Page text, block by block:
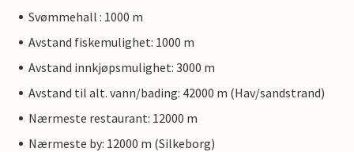
Svømmehall : 1000 m
Avstand fiskemulighet: 1000 m
Avstand innkjøpsmulighet: 3000 m
Avstand til alt. vann/bading: 42000 m (Hav/sandstrand)
Nærmeste restaurant: 12000 m
Nærmeste by: 12000 m (Silkeborg)